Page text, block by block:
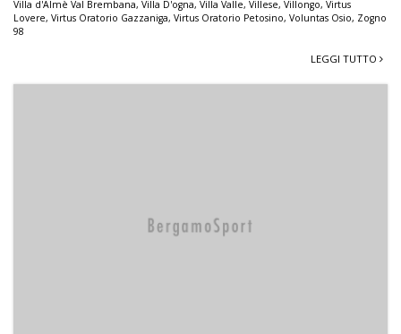
Villa d'Almè Val Brembana, Villa D'ogna, Villa Valle, Villese, Villongo, Virtus
Lovere, Virtus Oratorio Gazzaniga, Virtus Oratorio Petosino, Voluntas Osio, Zogno
98
LEGGI TUTTO